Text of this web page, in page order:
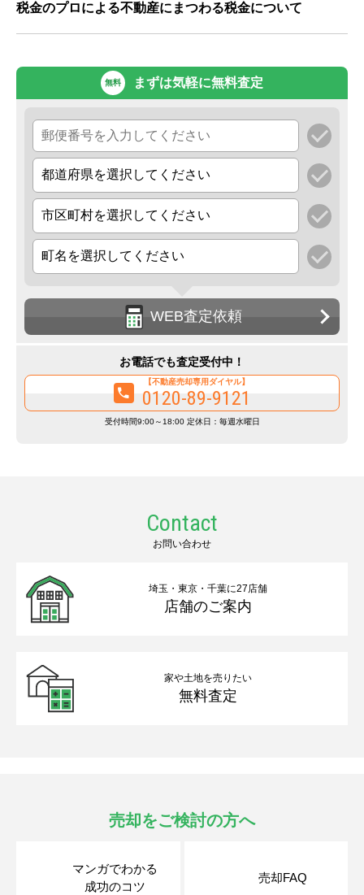
税金のプロによる不動産にまつわる税金について
無料 まずは気軽に無料査定
WEB査定依頼
お電話でも査定受付中！
【不動産売却専用ダイヤル】
0120-89-9121
受付時間9:00～18:00 定休日：毎週水曜日
Contact
お問い合わせ
埼玉・東京・千葉に27店舗
店舗のご案内
家や土地を売りたい
無料査定
売却をご検討の方へ
マンガでわかる
成功のコツ
売却FAQ